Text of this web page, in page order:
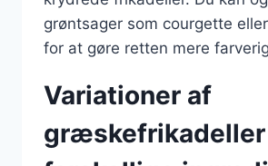
grøntsager som courgette
for at gøre retten mere
Variationer af
græskefrikadeller